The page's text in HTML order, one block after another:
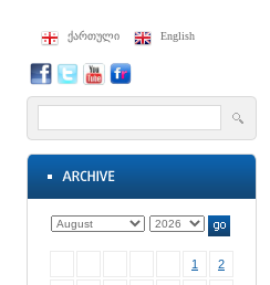
ქართული English
1 2